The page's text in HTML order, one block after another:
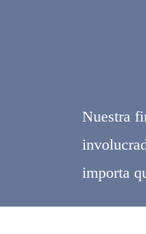
Nuestra
importa